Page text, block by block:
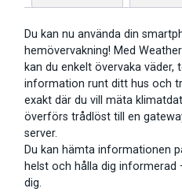
Du kan nu använda din
hemövervakning! Med
kan du enkelt övervaka väder,
information runt ditt hus och
exakt där du vill mäta
överförs trådlöst till en
server.
Du kan hämta informationen
helst och hålla dig informerad
dig.